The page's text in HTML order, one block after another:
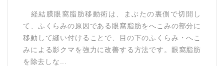
経結膜眼窩脂肪移動術は、まぶたの裏側で切開し
て、ふくらみの原因である眼窩脂肪をへこみの部分に
移動して縫い付けることで、目の下のふくらみ・へこ
みによる影クマを強力に改善する方法です。眼窩脂肪
を除去しな...